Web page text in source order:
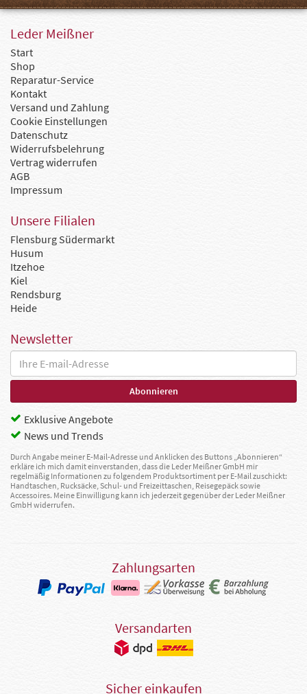
Leder Meißner
Start
Shop
Reparatur-Service
Kontakt
Versand und Zahlung
Cookie Einstellungen
Datenschutz
Widerrufsbelehrung
Vertrag widerrufen
AGB
Impressum
Unsere Filialen
Flensburg Südermarkt
Husum
Itzehoe
Kiel
Rendsburg
Heide
Newsletter
Exklusive Angebote
News und Trends
Durch Angabe meiner E-Mail-Adresse und Anklicken des Buttons „Abonnieren“
erkläre ich mich damit einverstanden, dass die Leder Meißner GmbH mir
regelmäßig Informationen zu folgendem Produktsortiment per E-Mail zuschickt:
Handtaschen, Rucksäcke, Schul- und Freizeittaschen, Reisegepäck sowie
Accessoires. Meine Einwilligung kann ich jederzeit gegenüber der Leder Meißner
GmbH widerrufen.
Zahlungsarten
Versandarten
Sicher einkaufen